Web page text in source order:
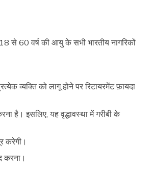
से 60 वर्ष की आयु के सभी भारतीय नागरिकों
व्यक्ति को लागू होने पर रिटायरमेंट फ़ायदा
है। इसलिए, यह वृद्धावस्था में गरीबी के
करेगी।
करना।